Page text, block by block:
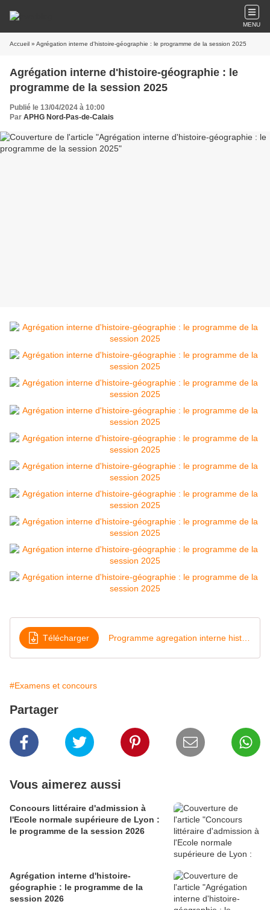
MENU
Accueil » Agrégation interne d'histoire-géographie : le programme de la session 2025
Agrégation interne d'histoire-géographie : le
programme de la session 2025
Publié le 13/04/2024 à 10:00
Par APHG Nord-Pas-de-Calais
Télécharger
#Examens et concours
Partager
Vous aimerez aussi
Concours littéraire d'admission à
l'Ecole normale supérieure de Lyon :
le programme de la session 2026
Agrégation interne d'histoire-
géographie : le programme de la
session 2026